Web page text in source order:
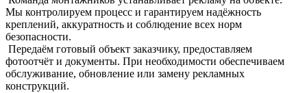
Мы контролируем процесс и гарантируем надёжность
креплений, аккуратность и соблюдение всех норм
безопасности.
Передаём готовый объект заказчику, предоставляем
фотоотчёт и документы. При необходимости обеспечиваем
обслуживание, обновление или замену рекламных
конструкций.